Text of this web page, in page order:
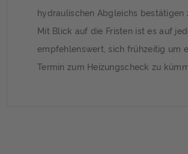
hydraulischen Abgleichs bestätigen
Mit Blick auf die Fristen ist es auf
empfehlenswert, sich frühzeitig um
Termin zum Heizungscheck zu